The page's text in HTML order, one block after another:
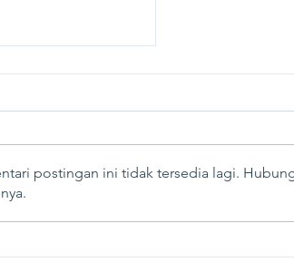
ChatGPT
postingan ini tidak tersedia lagi.